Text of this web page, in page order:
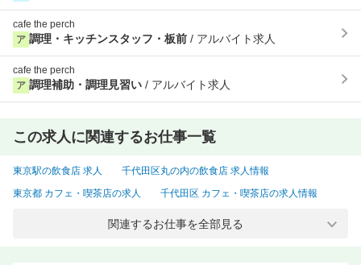
cafe the perch
ア 調理・キッチンスタッフ・板前 / アルバイト求人
cafe the perch
ア 調理補助・調理見習い / アルバイト求人
この求人に関連するお仕事一覧
東京駅の飲食店 求人
千代田区丸の内の飲食店 求人情報
東京都 カフェ・喫茶店の求人
千代田区 カフェ・喫茶店の求人情報
東京都 給食・社員食堂・病院・介護の求人
関連するお仕事を全部見る